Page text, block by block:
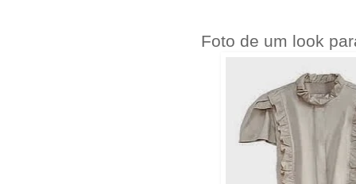
Foto de um look